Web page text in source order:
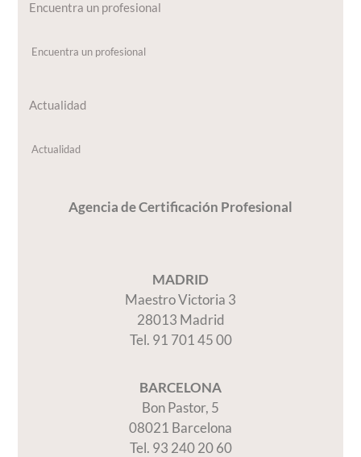
Encuentra un profesional
Encuentra un profesional
Actualidad
Actualidad
Agencia de Certificación Profesional
MADRID
Maestro Victoria 3
28013 Madrid
Tel. 91 701 45 00
BARCELONA
Bon Pastor, 5
08021 Barcelona
Tel. 93 240 20 60